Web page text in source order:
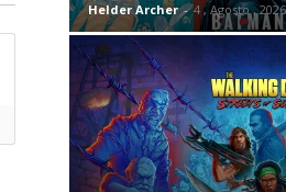
Helder Archer - 4 , Agosto , 2026